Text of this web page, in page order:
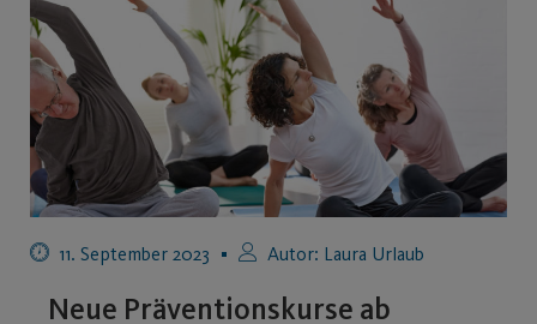
11. September 2023 Autor: Laura Urlaub
Neue Präventionskurse ab